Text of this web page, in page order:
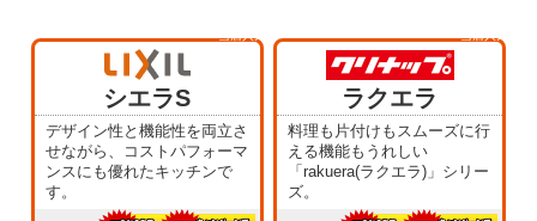
シエラS
デザイン性と機能性を両立さ
せながら、コストパフォーマ
ンスにも優れたキッチンで
す。
ラクエラ
料理も片付けもスムーズに行
える機能もうれしい
「rakuera(ラクエラ)」シリー
ズ。